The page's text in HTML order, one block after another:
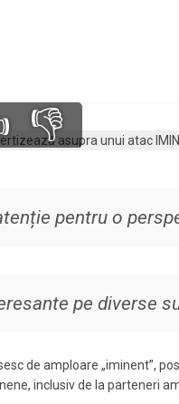
👎
pentru o
pe diverse
de amploare „iminent”,
inclusiv de la parteneri